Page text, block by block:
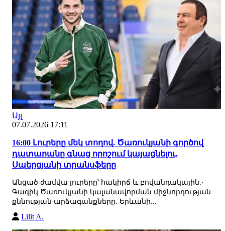
Այլ
07.07.2026 17:11
16:00 Լուրերը մեկ տողով. Ծառուկյանի գործով
դատարանը գնաց որոշում կայացնելու,
Սպերցյանի տրանսֆերը
Անցած ժամվա լուրերը՝ հակիրճ և բովանդակային.·
Գագիկ Ծառուկյանի կալանավորման միջնորդության
քննության արձագանքները. Երևանի...
Lilit A.